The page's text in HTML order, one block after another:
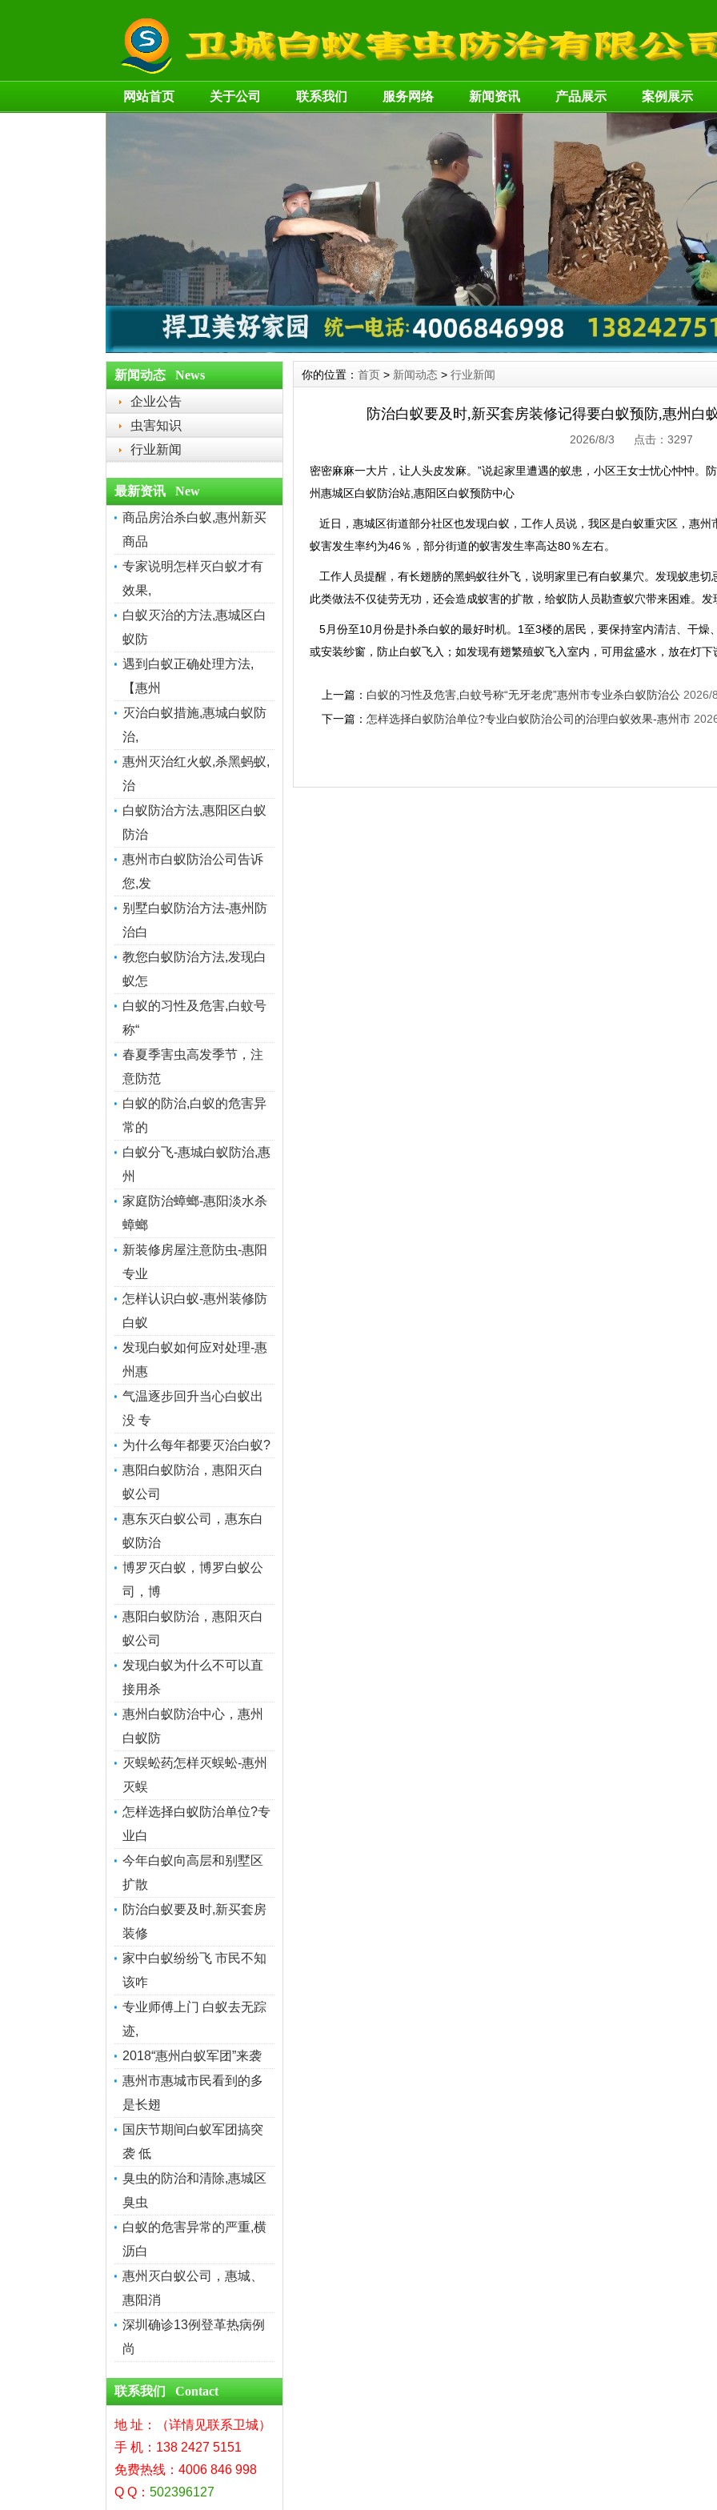
网站首页 关于公司 联系我们 服务网络 新闻资讯 产品展示 案例展示
新闻动态 News
企业公告
虫害知识
行业新闻
最新资讯 New
商品房治杀白蚁,惠州新买
商品
专家说明怎样灭白蚁才有
效果,
白蚁灭治的方法,惠城区白
蚁防
遇到白蚁正确处理方法,
【惠州
灭治白蚁措施,惠城白蚁防
治,
惠州灭治红火蚁,杀黑蚂蚁,
治
白蚁防治方法,惠阳区白蚁
防治
惠州市白蚁防治公司告诉
您,发
别墅白蚁防治方法-惠州防
治白
教您白蚁防治方法,发现白
蚁怎
白蚁的习性及危害,白蚊号
称“
春夏季害虫高发季节，注
意防范
白蚁的防治,白蚁的危害异
常的
白蚁分飞-惠城白蚁防治,惠
州
家庭防治蟑螂-惠阳淡水杀
蟑螂
新装修房屋注意防虫-惠阳
专业
怎样认识白蚁-惠州装修防
白蚁
发现白蚁如何应对处理-惠
州惠
气温逐步回升当心白蚁出
没 专
为什么每年都要灭治白蚁?
惠阳白蚁防治，惠阳灭白
蚁公司
惠东灭白蚁公司，惠东白
蚁防治
博罗灭白蚁，博罗白蚁公
司，博
惠阳白蚁防治，惠阳灭白
蚁公司
发现白蚁为什么不可以直
接用杀
惠州白蚁防治中心，惠州
白蚁防
灭蜈蚣药怎样灭蜈蚣-惠州
灭蜈
怎样选择白蚁防治单位?专
业白
今年白蚁向高层和别墅区
扩散
防治白蚁要及时,新买套房
装修
家中白蚁纷纷飞 市民不知
该咋
专业师傅上门 白蚁去无踪
迹,
2018“惠州白蚁军团”来袭
惠州市惠城市民看到的多
是长翅
国庆节期间白蚁军团搞突
袭 低
臭虫的防治和清除,惠城区
臭虫
白蚁的危害异常的严重,横
沥白
惠州灭白蚁公司，惠城、
惠阳消
深圳确诊13例登革热病例
尚
联系我们 Contact
地 址：（详情见联系卫城）
手 机：138 2427 5151
免费热线：4006 846 998
Q Q： 502396127
你的位置： 首页 > 新闻动态 > 行业新闻
防治白蚁要及时,新买套房装修记得要白蚁预防,惠州白
2026/8/3 点击： 3297
密密麻麻一大片，让人头皮发麻。”说起家里遭遇的蚁患，小区王女士忧心忡忡。
州惠城区白蚁防治站,惠阳区白蚁预防中心
近日，惠城区街道部分社区也发现白蚁，工作人员说，我区是白蚁重灾区，惠
蚁害发生率约为46％，部分街道的蚁害发生率高达80％左右。
工作人员提醒，有长翅膀的黑蚂蚁往外飞，说明家里已有白蚁巢穴。发现蚁患
此类做法不仅徒劳无功，还会造成蚁害的扩散，给蚁防人员勘查蚁穴带来困难。
5月份至10月份是扑杀白蚁的最好时机。1至3楼的居民，要保持室内清洁、干燥
或安装纱窗，防止白蚁飞入；如发现有翅繁殖蚁飞入室内，可用盆盛水，放在灯下
上一篇： 白蚁的习性及危害,白蚊号称“无牙老虎”惠州市专业杀白蚁防治公 2026/
下一篇： 怎样选择白蚁防治单位?专业白蚁防治公司的治理白蚁效果-惠州市